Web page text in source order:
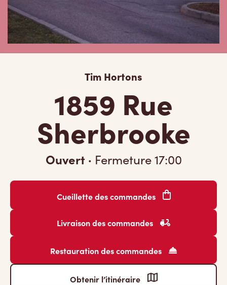
Tim Hortons
1859 Rue
Sherbrooke
Ouvert · Fermeture17:00
Cueillette des commandes
Livraison des commandes
Restauration des commandes
Obtenir l’itinéraire